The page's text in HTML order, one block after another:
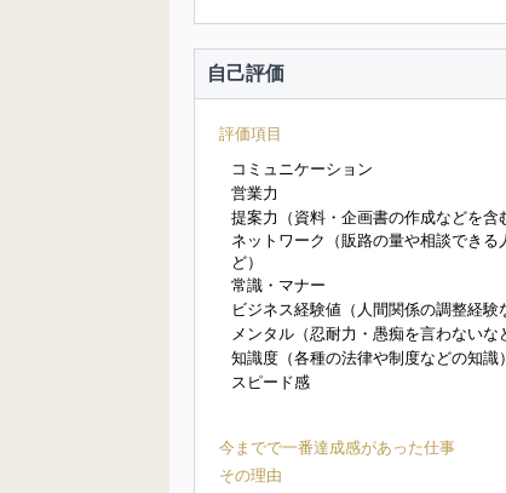
自己評価
評価項目
コミュニケーション
営業力
提案力（資料・企画書の作成などを含
ネットワーク（販路の量や相談できる
ど）
常識・マナー
ビジネス経験値（人間関係の調整経験
メンタル（忍耐力・愚痴を言わないな
知識度（各種の法律や制度などの知識）
スピード感
今までで一番達成感があった仕事
その理由